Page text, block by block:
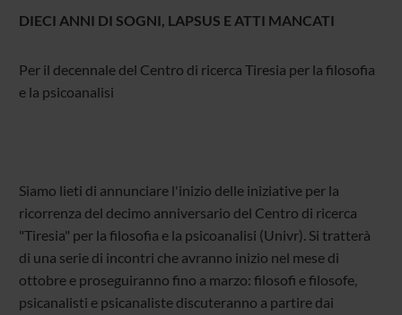
DIECI ANNI DI SOGNI, LAPSUS E ATTI MANCATI
Per il decennale del Centro di ricerca Tiresia per la filosofia
e la psicoanalisi
Siamo lieti di annunciare l'inizio delle iniziative per la
ricorrenza del decimo anniversario del Centro di ricerca
"Tiresia" per la filosofia e la psicoanalisi (Univr). Si tratterà
di una serie di incontri che avranno inizio nel mese di
ottobre e proseguiranno fino a marzo: filosofi e filosofe,
psicanalisti e psicanaliste discuteranno a partire dai